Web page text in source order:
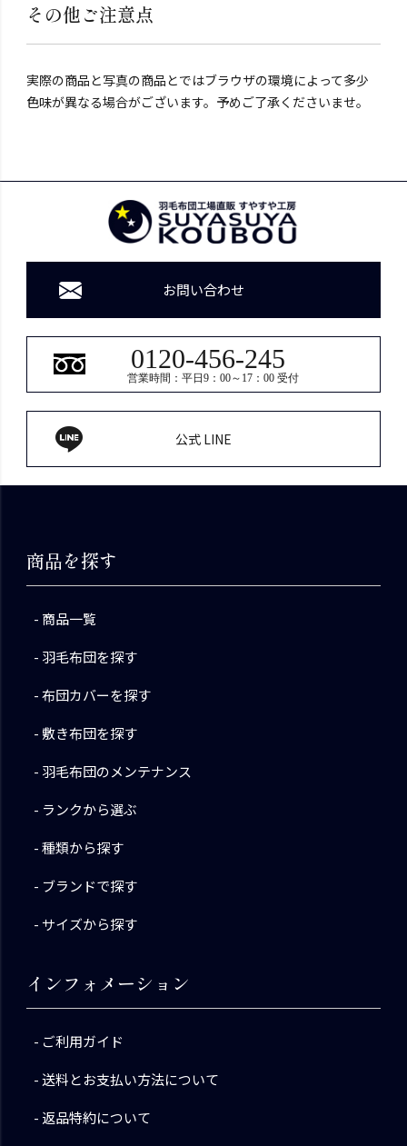
その他ご注意点
実際の商品と写真の商品とではブラウザの環境によって多少
色味が異なる場合がございます。予めご了承くださいませ。
お問い合わせ
0120-456-245
営業時間：平日9：00～17：00 受付
公式 LINE
商品を探す
商品一覧
羽毛布団を探す
布団カバーを探す
敷き布団を探す
羽毛布団のメンテナンス
ランクから選ぶ
種類から探す
ブランドで探す
サイズから探す
インフォメーション
ご利用ガイド
送料とお支払い方法について
返品特約について